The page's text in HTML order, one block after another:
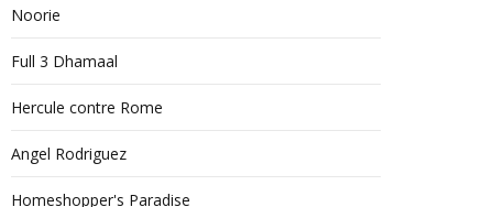
Noorie
Full 3 Dhamaal
Hercule contre Rome
Angel Rodriguez
Homeshopper's Paradise